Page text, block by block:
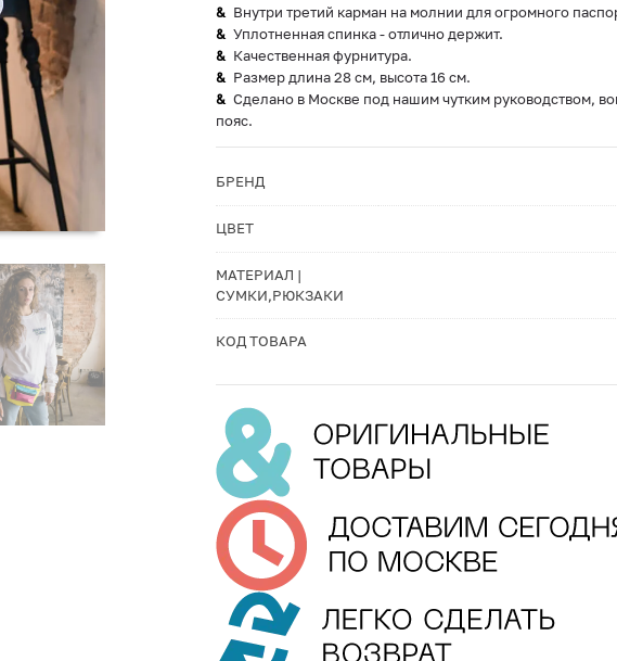
Внутри третий карман на молнии для огромного
Уплотненная спинка - отлично держит.
Качественная фурнитура.
Размер длина 28 см, высота 16 см.
Сделано в Москве под нашим чутким руководством,
пояс.
БРЕНД
ЦВЕТ
МАТЕРИАЛ |
СУМКИ,РЮКЗАКИ
КОД ТОВАРА